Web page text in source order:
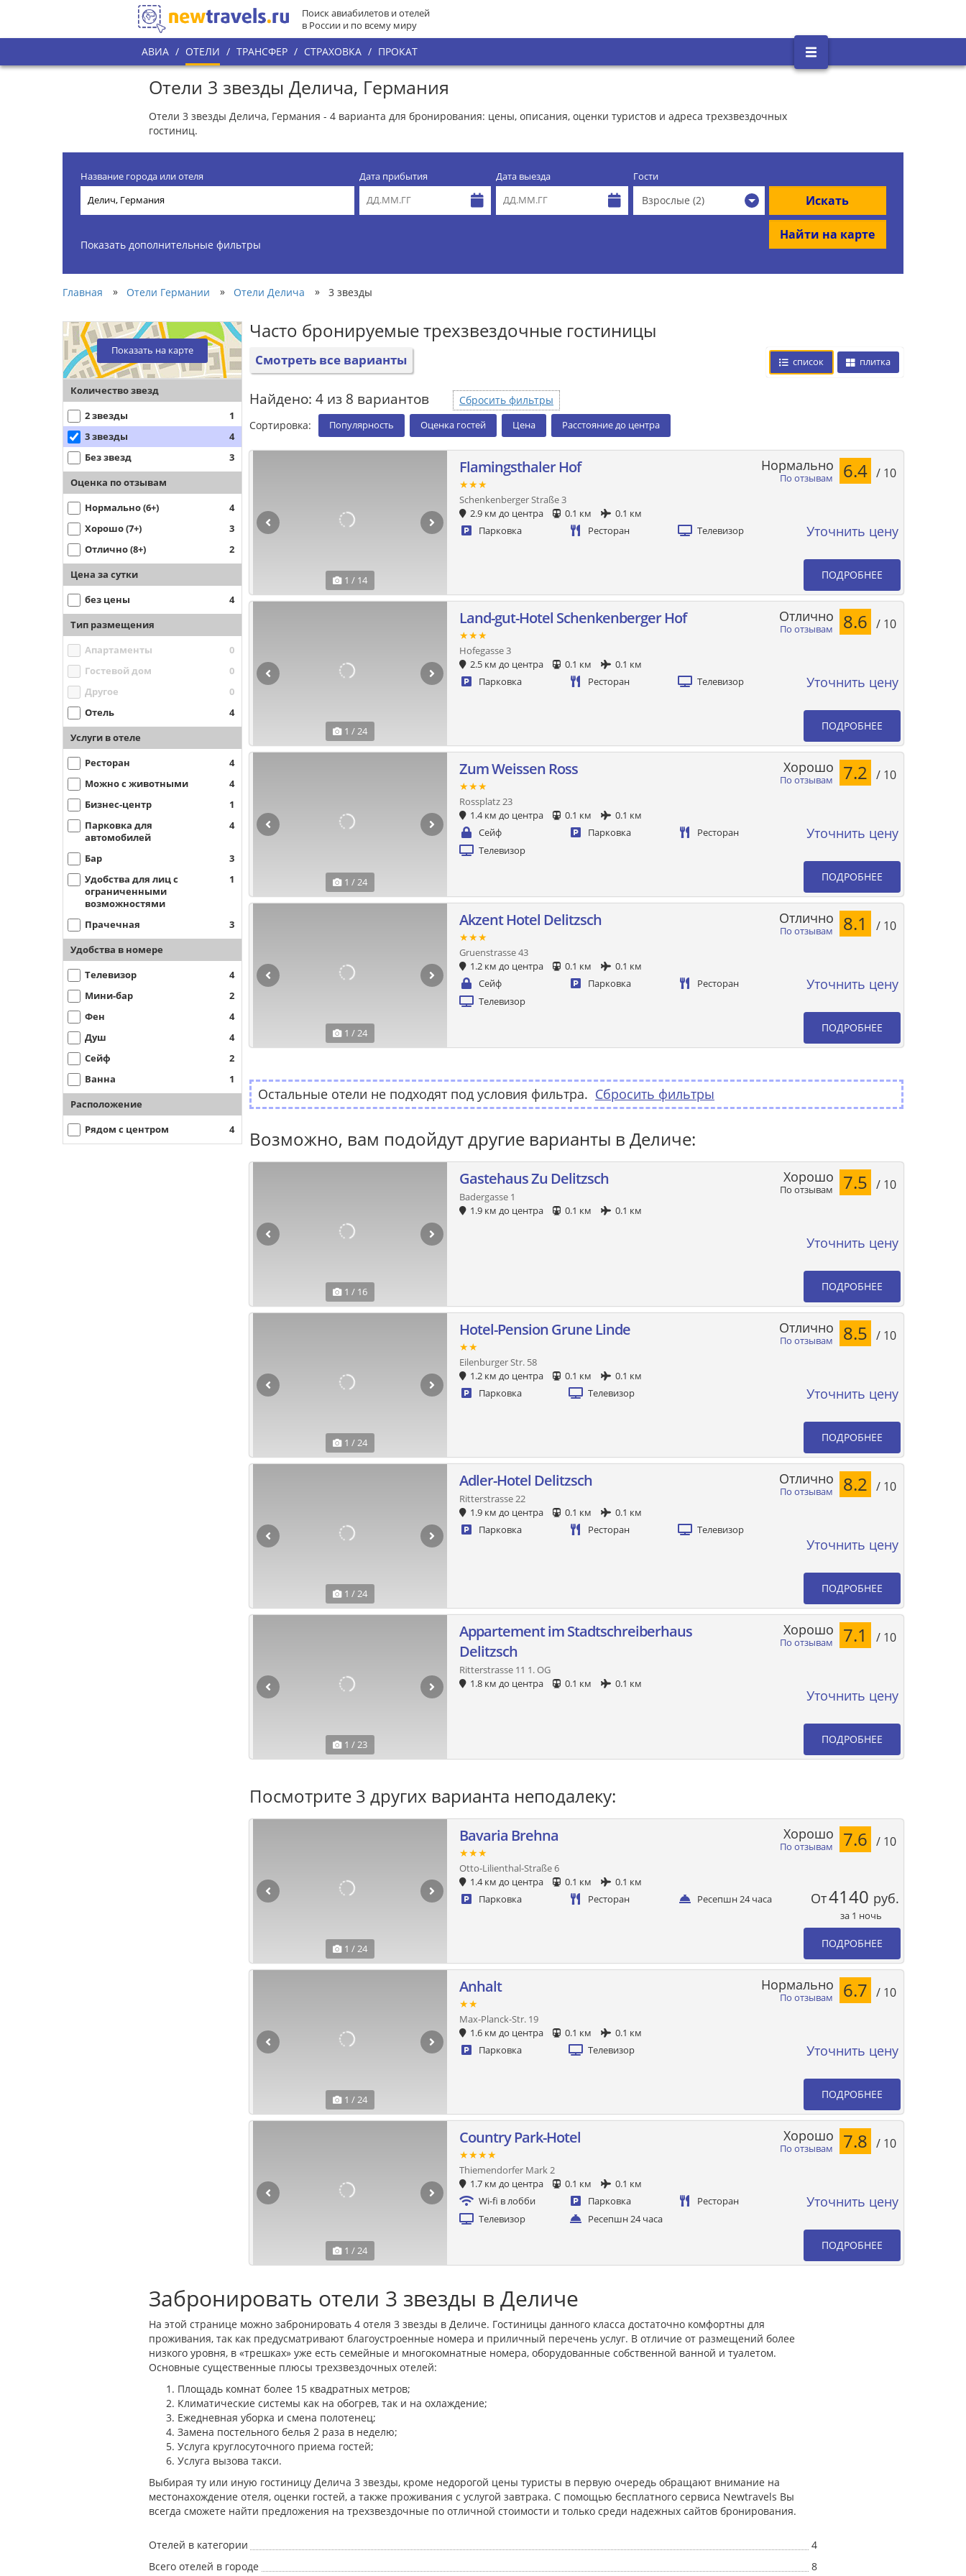
Поиск авиабилетов и отелей
в России и по всему миру
АВИА / ОТЕЛИ / ТРАНСФЕР / СТРАХОВКА / ПРОКАТ
Отели 3 звезды Делича, Германия
Отели 3 звезды Делича, Германия - 4 варианта для бронирования: цены, описания, оценки туристов и адреса трехзвездочных
гостиниц.
Название города или отеля Дата прибытия Дата выезда Гости
Взрослые (2) Искать
Найти на карте
Показать дополнительные фильтры
Главная » Отели Германии » Отели Делича » 3 звезды
Показать на карте
Количество звезд
2 звезды
1
3 звезды
4
Без звезд
3
Оценка по отзывам
Нормально (6+)
4
Хорошо (7+)
3
Отлично (8+)
2
Цена за сутки
без цены 4
Тип размещения
Апартаменты
0
Гостевой дом
0
Другое
0
Отель
4
Услуги в отеле
Ресторан
4
Можно с животными
4
Бизнес-центр
1
Парковка для
автомобилей
4
Бар
3
Удобства для лиц с
ограниченными
возможностями
1
Прачечная 3
Удобства в номере
Телевизор
4
Мини-бар
2
Фен
4
Душ
4
Сейф
2
Ванна
1
Расположение
Рядом с центром 4
Часто бронируемые трехзвездочные гостиницы
Смотреть все варианты список плитка
Найдено: 4 из 8 вариантов
Сбросить фильтры
Сортировка:
Популярность Оценка гостей Цена Расстояние до центра
1 / 14
Flamingsthaler Hof
★★★
Schenkenberger Straße 3
2.9 км до центра
0.1 км
0.1 км
Парковка
Ресторан Телевизор
По отзывам
Нормально 6.4 / 10
Уточнить цену
ПОДРОБНЕЕ
1 / 24
Land-gut-Hotel Schenkenberger Hof
★★★
Hofegasse 3
2.5 км до центра
0.1 км
0.1 км
Парковка
Ресторан Телевизор
По отзывам
Отлично 8.6 / 10
Уточнить цену
ПОДРОБНЕЕ
1 / 24
Zum Weissen Ross
★★★
Rossplatz 23
1.4 км до центра
0.1 км
0.1 км
Сейф
Парковка
Ресторан
Телевизор
По отзывам
Хорошо 7.2 / 10
Уточнить цену
ПОДРОБНЕЕ
1 / 24
Akzent Hotel Delitzsch
★★★
Gruenstrasse 43
1.2 км до центра
0.1 км
0.1 км
Сейф
Парковка
Ресторан
Телевизор
По отзывам
Отлично 8.1 / 10
Уточнить цену
ПОДРОБНЕЕ
Остальные отели не подходят под условия фильтра. Сбросить фильтры
Возможно, вам подойдут другие варианты в Деличе:
1 / 16
Gastehaus Zu Delitzsch
Badergasse 1
1.9 км до центра
0.1 км 0.1 км
По отзывам
Хорошо 7.5 / 10
Уточнить цену
ПОДРОБНЕЕ
1 / 24
Hotel-Pension Grune Linde
★★
Eilenburger Str. 58
1.2 км до центра
0.1 км
0.1 км
Парковка
Телевизор
По отзывам
Отлично 8.5 / 10
Уточнить цену
ПОДРОБНЕЕ
1 / 24
Adler-Hotel Delitzsch
Ritterstrasse 22
1.9 км до центра
0.1 км
0.1 км
Парковка
Ресторан Телевизор
По отзывам
Отлично 8.2 / 10
Уточнить цену
ПОДРОБНЕЕ
1 / 23
Appartement im Stadtschreiberhaus
Delitzsch
Ritterstrasse 11 1. OG
1.8 км до центра
0.1 км 0.1 км
По отзывам
Хорошо 7.1 / 10
Уточнить цену
ПОДРОБНЕЕ
Посмотрите 3 других варианта неподалеку:
1 / 24
Bavaria Brehna
★★★
Otto-Lilienthal-Straße 6
1.4 км до центра
0.1 км
0.1 км
Парковка
Ресторан Ресепшн 24 часа
По отзывам
Хорошо 7.6 / 10
От4140 руб.
за 1 ночь
ПОДРОБНЕЕ
1 / 24
Anhalt
★★
Max-Planck-Str. 19
1.6 км до центра
0.1 км
0.1 км
Парковка
Телевизор
По отзывам
Нормально 6.7 / 10
Уточнить цену
ПОДРОБНЕЕ
1 / 24
Country Park-Hotel
★★★★
Thiemendorfer Mark 2
1.7 км до центра
0.1 км
0.1 км
Wi-fi в лобби
Парковка
Ресторан
Телевизор
Ресепшн 24 часа
По отзывам
Хорошо 7.8 / 10
Уточнить цену
ПОДРОБНЕЕ
Забронировать отели 3 звезды в Деличе
На этой странице можно забронировать 4 отеля 3 звезды в Деличе. Гостиницы данного класса достаточно комфортны для
проживания, так как предусматривают благоустроенные номера и приличный перечень услуг. В отличие от размещений более
низкого уровня, в «трешках» уже есть семейные и многокомнатные номера, оборудованные собственной ванной и туалетом.
Основные существенные плюсы трехзвездочных отелей:
Площадь комнат более 15 квадратных метров;
Климатические системы как на обогрев, так и на охлаждение;
Ежедневная уборка и смена полотенец;
Замена постельного белья 2 раза в неделю;
Услуга круглосуточного приема гостей;
Услуга вызова такси.
Выбирая ту или иную гостиницу Делича 3 звезды, кроме недорогой цены туристы в первую очередь обращают внимание на
местонахождение отеля, оценки гостей, а также проживания с услугой завтрака. С помощью бесплатного сервиса Newtravels Вы
всегда сможете найти предложения на трехзвездочные по отличной стоимости и только среди надежных сайтов бронирования.
Отелей в категории
4
Всего отелей в городе
8